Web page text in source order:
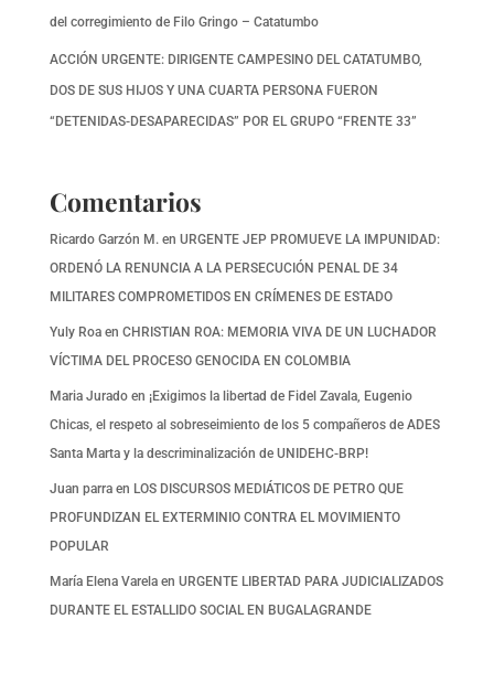
del corregimiento de Filo Gringo – Catatumbo
ACCIÓN URGENTE: DIRIGENTE CAMPESINO DEL CATATUMBO,
DOS DE SUS HIJOS Y UNA CUARTA PERSONA FUERON
“DETENIDAS-DESAPARECIDAS” POR EL GRUPO “FRENTE 33”
Comentarios
Ricardo Garzón M.en URGENTE JEP PROMUEVE LA IMPUNIDAD:
ORDENÓ LA RENUNCIA A LA PERSECUCIÓN PENAL DE 34
MILITARES COMPROMETIDOS EN CRÍMENES DE ESTADO
Yuly Roaen CHRISTIAN ROA: MEMORIA VIVA DE UN LUCHADOR
VÍCTIMA DEL PROCESO GENOCIDA EN COLOMBIA
Maria Juradoen ¡Exigimos la libertad de Fidel Zavala, Eugenio
Chicas, el respeto al sobreseimiento de los 5 compañeros de ADES
Santa Marta y la descriminalización de UNIDEHC-BRP!
Juan parraen LOS DISCURSOS MEDIÁTICOS DE PETRO QUE
PROFUNDIZAN EL EXTERMINIO CONTRA EL MOVIMIENTO
POPULAR
María Elena Varelaen URGENTE LIBERTAD PARA JUDICIALIZADOS
DURANTE EL ESTALLIDO SOCIAL EN BUGALAGRANDE